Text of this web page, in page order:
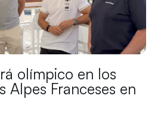
olímpico en los
Alpes Franceses en